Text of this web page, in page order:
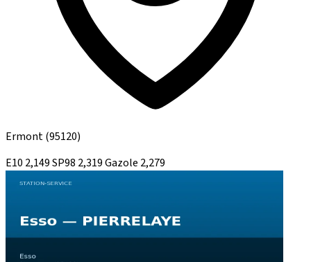
Ermont(95120)
E10 2,149SP98 2,319Gazole 2,279